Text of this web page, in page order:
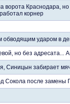
ворота Краснодара,
корнер
ударом в
но без адресата...
Синицын забирает
Сокола после замены